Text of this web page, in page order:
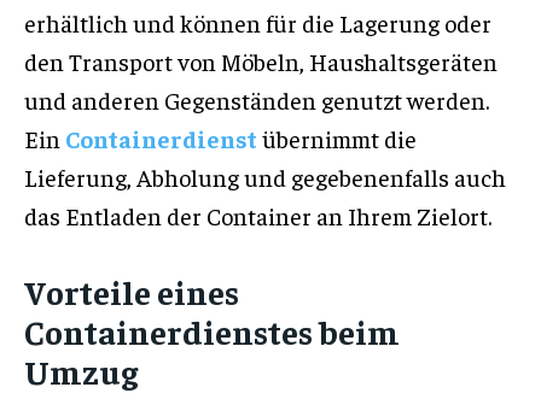
erhältlich und können für die Lagerung oder
den Transport von Möbeln, Haushaltsgeräten
und anderen Gegenständen genutzt werden.
Ein Containerdienst übernimmt die
Lieferung, Abholung und gegebenenfalls auch
das Entladen der Container an Ihrem Zielort.
Vorteile eines
Containerdienstes beim
Umzug